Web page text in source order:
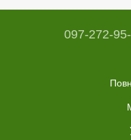
097-272-